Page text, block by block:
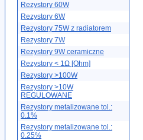
Rezystory 60W
Rezystory 6W
Rezystory 75W z radiatorem
Rezystory 7W
Rezystory 9W ceramiczne
Rezystory < 1Ω [Ohm]
Rezystory >100W
Rezystory >10W
REGULOWANE
Rezystory metalizowane tol.:
0.1%
Rezystory metalizowane tol.:
0.25%